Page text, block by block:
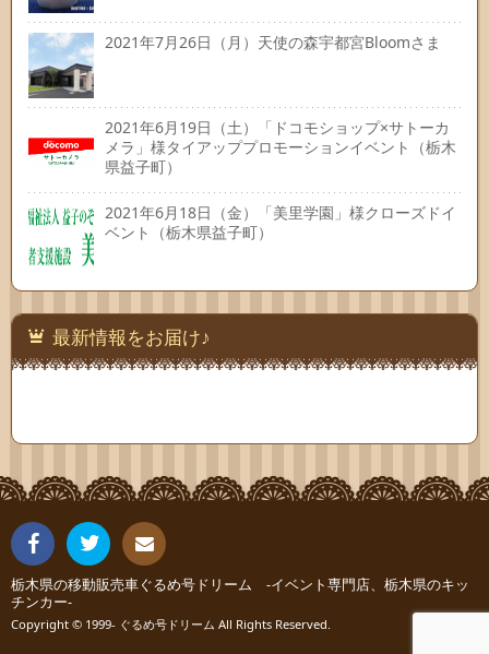
2021年7月26日（月）天使の森宇都宮Bloomさま
2021年6月19日（土）「ドコモショップ×サトーカ
メラ」様タイアッププロモーションイベント（栃木
県益子町）
2021年6月18日（金）「美里学園」様クローズドイ
ベント（栃木県益子町）
最新情報をお届け♪
Fac
ebo
Twit
ter
連絡
先
栃木県の移動販売車ぐるめ号ドリーム -イベント専門店、栃木県のキッ
チンカー-
Copyright © 1999- ぐるめ号ドリーム All Rights Reserved.